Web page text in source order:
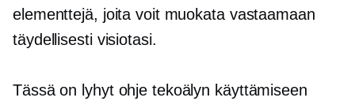
elementtejä, joita voit muokata vastaamaan
täydellisesti visiotasi.
Tässä on lyhyt ohje tekoälyn käyttämiseen